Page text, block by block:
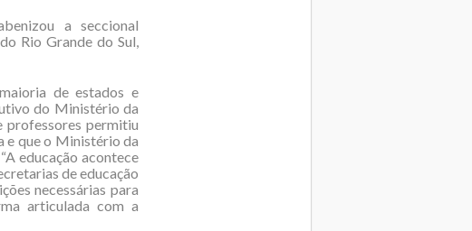
a seccional
Rio Grande do Sul,
de estados e
do Ministério da
professores permitiu
e que o Ministério da
educação acontece
de educação
necessárias para
articulada com a